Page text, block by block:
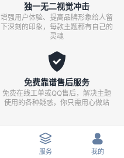
独一无二视觉冲击
增强用户体验、提高品牌形象给人留
下深刻的印象，每款主题都有自己的
灵魂

免费靠谱售后服务
免费在线工单或QQ售后，解决主题
使用的各种疑惑，你只需用心做站

服务

我的